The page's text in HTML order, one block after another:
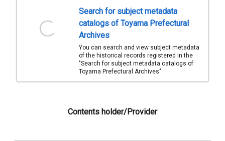
Search for subject metadata
catalogs of Toyama Prefectural
Archives
You can search and view subject metadata
of the historical records registered in the
"Search for subject metadata catalogs of
Toyama Prefectural Archives".
Contents holder/Provider